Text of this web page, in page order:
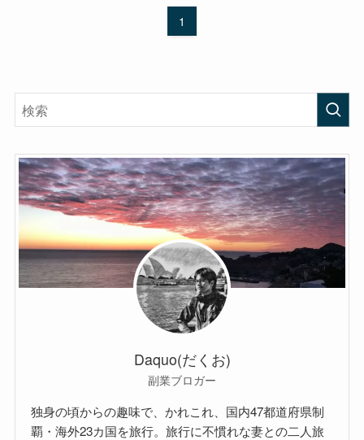
1
Daquo(だくお)
副業ブロガー
独身の頃からの趣味で、かれこれ、国内47都道府県制
覇・海外23カ国を旅行。旅行に不慣れな妻との二人旅